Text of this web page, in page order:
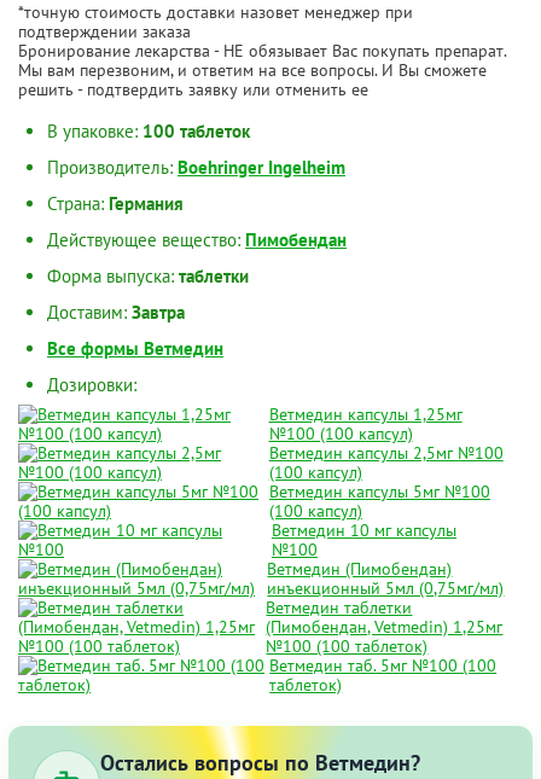
*точную стоимость доставки назовет менеджер при
подтверждении заказа
Бронирование лекарства - НЕ обязывает Вас покупать препарат.
Мы вам перезвоним, и ответим на все вопросы. И Вы сможете
решить - подтвердить заявку или отменить ее
В упаковке: 100 таблеток
Производитель: Boehringer Ingelheim
Страна: Германия
Действующее вещество: Пимобендан
Форма выпуска: таблетки
Доставим: Завтра
Все формы Ветмедин
Дозировки:
Ветмедин капсулы 1,25мг
№100 (100 капсул)
Ветмедин капсулы 2,5мг №100
(100 капсул)
Ветмедин капсулы 5мг №100
(100 капсул)
Ветмедин 10 мг капсулы
№100
Ветмедин (Пимобендан)
инъекционный 5мл (0,75мг/мл)
Ветмедин таблетки
(Пимобендан, Vetmedin) 1,25мг
№100 (100 таблеток)
Ветмедин таб. 5мг №100 (100
таблеток)
Остались вопросы по Ветмедин?